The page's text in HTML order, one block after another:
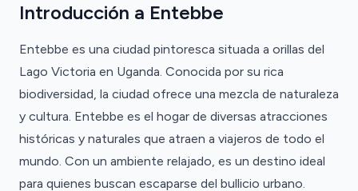
Introducción a Entebbe
Entebbe es una ciudad pintoresca situada a orillas del
Lago Victoria en Uganda. Conocida por su rica
biodiversidad, la ciudad ofrece una mezcla de naturaleza
y cultura. Entebbe es el hogar de diversas atracciones
históricas y naturales que atraen a viajeros de todo el
mundo. Con un ambiente relajado, es un destino ideal
para quienes buscan escaparse del bullicio urbano.